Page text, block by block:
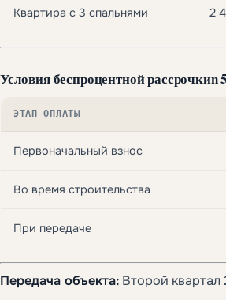
Квартира с 3 спальнями 2
Условия беспроцентной рассрочкиn
ЭТАП ОПЛАТЫ
Первоначальный взнос
Во время строительства
При передаче
Передача объекта: Второй квартал